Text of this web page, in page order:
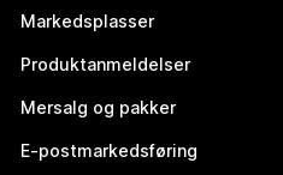
Markedsplasser
Produktanmeldelser
Mersalg og pakker
E-postmarkedsføring